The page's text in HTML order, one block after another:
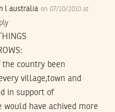
l australia on 07/10/2010 at
the country been
village,town and
in support of
would have achived more